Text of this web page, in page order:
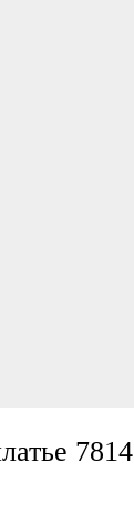
7814